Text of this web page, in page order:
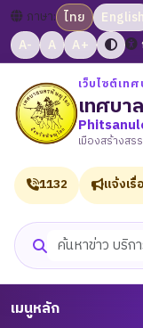
ภาษา: ไทย
English
A-
A A+
เว็บไซต์เท
เทศบ
เมืองสร้างส
ค้นหาเว็บไซต์
1132 แจ้งเรื่
เมนูหลัก